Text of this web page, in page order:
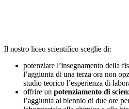
Il nostro liceo scientifico sceglie di:
potenziare l’insegnamento della
l’aggiunta di una terza ora non
studio teorico l’esperienza di
offrire un potenziamento di
l’aggiunta al biennio di due ore